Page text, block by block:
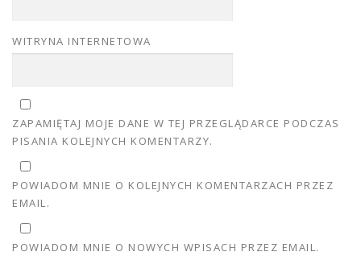
WITRYNA INTERNETOWA
ZAPAMIĘTAJ MOJE DANE W TEJ PRZEGLĄDARCE PODCZAS
PISANIA KOLEJNYCH KOMENTARZY.
POWIADOM MNIE O KOLEJNYCH KOMENTARZACH PRZEZ
EMAIL.
POWIADOM MNIE O NOWYCH WPISACH PRZEZ EMAIL.